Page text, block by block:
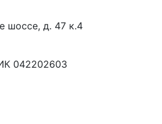
шоссе, д. 47 к.4
042202603